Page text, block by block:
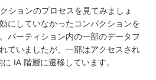
ションのプロセスを見てみましょ
にしていなかったコンパクションを
パーティション内の一部のデータフ
ていましたが、一部はアクセスされ
IA 階層に遷移しています。